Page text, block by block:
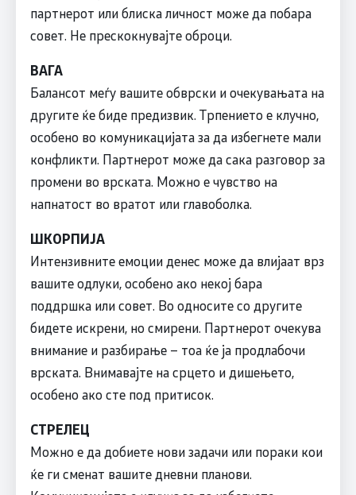
партнерот или блиска личност може да побара
совет. Не прескокнувајте оброци.
ВАГА
Балансот меѓу вашите обврски и очекувањата на
другите ќе биде предизвик. Трпението е клучно,
особено во комуникацијата за да избегнете мали
конфликти. Партнерот може да сака разговор за
промени во врската. Можно е чувство на
напнатост во вратот или главоболка.
ШКОРПИЈА
Интензивните емоции денес може да влијаат врз
вашите одлуки, особено ако некој бара
поддршка или совет. Во односите со другите
бидете искрени, но смирени. Партнерот очекува
внимание и разбирање – тоа ќе ја продлабочи
врската. Внимавајте на срцето и дишењето,
особено ако сте под притисок.
СТРЕЛЕЦ
Можно е да добиете нови задачи или пораки кои
ќе ги сменат вашите дневни планови.